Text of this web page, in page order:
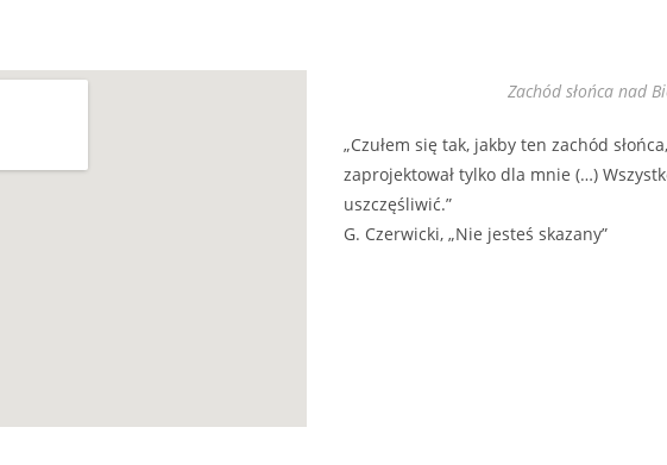
Zachód słońca nad
„Czułem się tak, jakby ten zachód
zaprojektował tylko dla mnie (…)
uszczęśliwić.”
G. Czerwicki, „Nie jesteś skazany”